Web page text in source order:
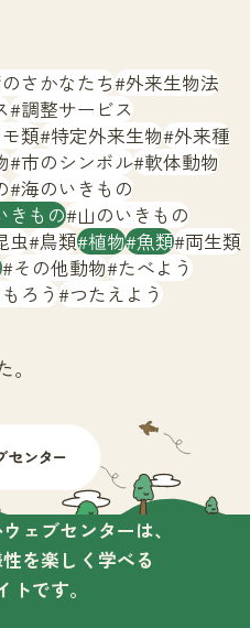
ブセンターとは
プ
さかなたち 外来生物法
調整サービス
類 特定外来生物 外来種
市のシンボル 軟体動物
海のいきもの
きもの 山のいきもの
虫 鳥類 植物 魚類 両生類
その他動物 たべよう
もろう つたえよう
ェブセンターは、
を楽しく学べる
トです。